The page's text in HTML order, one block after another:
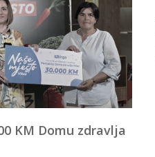
KM Domu zdravlja